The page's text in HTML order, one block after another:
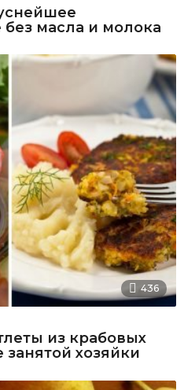
масла и молока
436
из крабовых
хозяйки